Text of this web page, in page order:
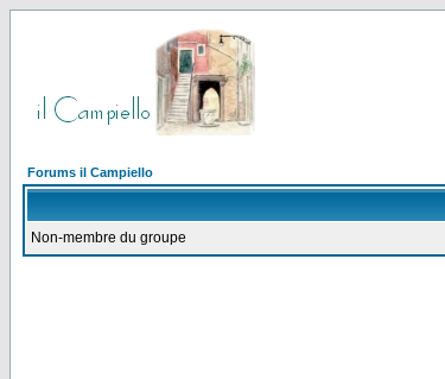
Forums il Campiello
Non-membre du groupe